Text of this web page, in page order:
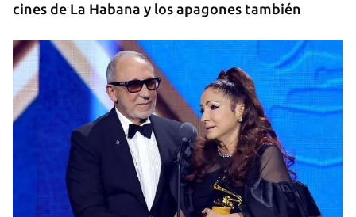
cines de La Habana y los apagones también